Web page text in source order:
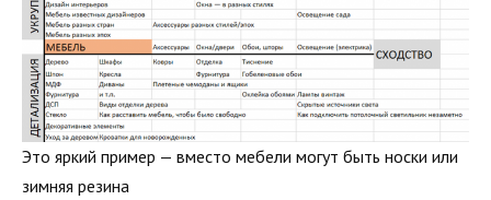
Это яркий пример — вместо мебели могут быть носки или
зимняя резина